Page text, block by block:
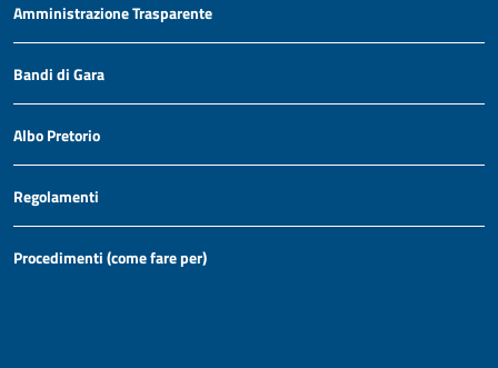
Amministrazione Trasparente
Bandi di Gara
Albo Pretorio
Regolamenti
Procedimenti (come fare per)